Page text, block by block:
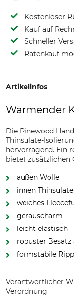
Kostenloser
Kauf auf
Schneller
Ratenkauf
Artikelinfos
Wärmender
Die Pinewood
Thinsulate-
hervorragend. Ein
bietet zusätzlichen
außen Wolle
innen
weiches
geräuscharm
leicht elastisch
robuster Besatz
formstabile
Verantwortlicher
Verordnung